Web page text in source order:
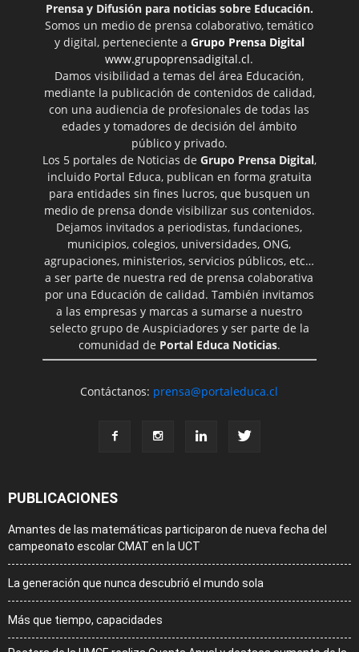
Prensa y Difusión para noticias sobre Educación.
Somos un medio de prensa colaborativo, temático
y digital, perteneciente a Grupo Prensa Digital
www.grupoprensadigital.cl.
Damos visibilidad a temas del área Educación,
mediante la publicación de contenidos de calidad,
con una audiencia de profesionales de todas las
edades y tomadores de decisión del ámbito
público y privado.
Los 5 portales de Noticias de Grupo Prensa Digital,
incluido Portal Educa, publican en forma gratuita
para entidades sin fines lucros, que busquen un
medio de prensa donde visibilizar sus contenidos.
Dejamos invitados a periodistas, fundaciones,
municipios, colegios, universidades, ONG,
agrupaciones, ministerios, servicios públicos, etc…
a ser parte de nuestra red de prensa colaborativa
por una Educación de calidad. También invitamos
a las empresas y marcas a sumarse a nuestro
selecto grupo de Auspiciadores y ser parte de la
comunidad de Portal Educa Noticias.
Contáctanos: prensa@portaleduca.cl
PUBLICACIONES
Amantes de las matemáticas participaron de nueva fecha del
campeonato escolar CMAT en la UCT
La generación que nunca descubrió el mundo sola
Más que tiempo, capacidades